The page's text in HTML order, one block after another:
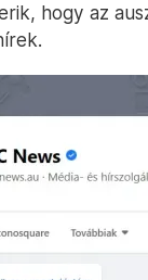
hogy az